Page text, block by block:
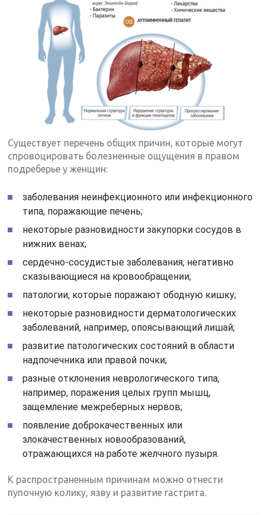
Существует перечень общих причин, которые могут
спровоцировать болезненные ощущения в правом
подреберье у женщин:
заболевания неинфекционного или инфекционного
типа, поражающие печень;
некоторые разновидности закупорки сосудов в
нижних венах;
сердечно-сосудистые заболевания, негативно
сказывающиеся на кровообращении;
патологии, которые поражают ободную кишку;
некоторые разновидности дерматологических
заболеваний, например, опоясывающий лишай;
развитие патологических состояний в области
надпочечника или правой почки;
разные отклонения неврологического типа,
например, поражения целых групп мышц,
защемление межреберных нервов;
появление доброкачественных или
злокачественных новообразований,
отражающихся на работе желчного пузыря.
К распространенным причинам можно отнести
пупочную колику, язву и развитие гастрита.